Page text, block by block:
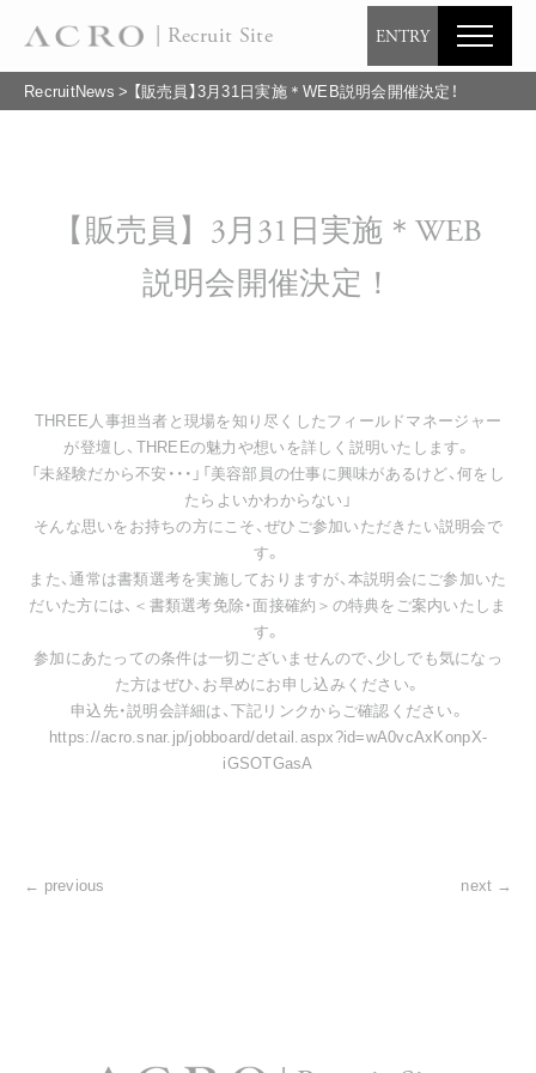
| Recruit Site ENTRY
RecruitNews > 【販売員】3月31日実施＊WEB説明会開催決定！
【販売員】3月31日実施＊WEB
説明会開催決定！
THREE人事担当者と現場を知り尽くしたフィールドマネージャー
が登壇し、THREEの魅力や想いを詳しく説明いたします。
「未経験だから不安・・・」「美容部員の仕事に興味があるけど、何をし
たらよいかわからない」
そんな思いをお持ちの方にこそ、ぜひご参加いただきたい説明会で
す。
また、通常は書類選考を実施しておりますが、本説明会にご参加いた
だいた方には、＜書類選考免除・面接確約＞の特典をご案内いたしま
す。
参加にあたっての条件は一切ございませんので、少しでも気になっ
た方はぜひ、お早めにお申し込みください。
申込先・説明会詳細は、下記リンクからご確認ください。
https://acro.snar.jp/jobboard/detail.aspx?id=wA0vcAxKonpX-
iGSOTGasA
← previous next →